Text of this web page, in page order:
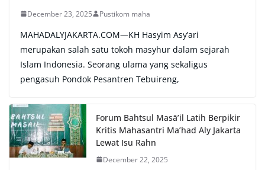
December 23, 2025 Pustikom maha
MAHADALYJAKARTA.COM—KH Hasyim Asy’ari
merupakan salah satu tokoh masyhur dalam sejarah
Islam Indonesia. Seorang ulama yang sekaligus
pengasuh Pondok Pesantren Tebuireng,
Forum Bahtsul Masā’il Latih Berpikir
Kritis Mahasantri Ma’had Aly Jakarta
Lewat Isu Rahn
December 22, 2025